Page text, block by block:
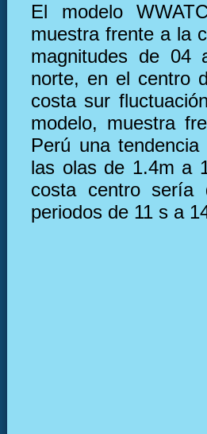
El modelo
muestra frente a la
magnitudes de
norte, en el centro
costa sur
modelo, muestra
Perú una
las olas de 1.4m a
costa centro
periodos de 11 s a